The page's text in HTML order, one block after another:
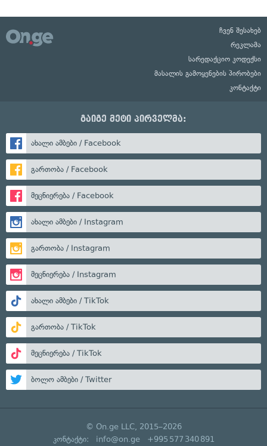
ჩვენ შესახებ
რეკლამა
სარედაქციო კოდექსი
მასალის გამოყენების პირობები
კონტაქტი
გაიგე მეტი პირველმა:
ახალი ამბები / Facebook
გართობა / Facebook
მეცნიერება / Facebook
ახალი ამბები / Instagram
გართობა / Instagram
მეცნიერება / Instagram
ახალი ამბები / TikTok
გართობა / TikTok
მეცნიერება / TikTok
ბოლო ამბები / Twitter
© On.ge LLC, 2015–2026
კონტაქტი: info@on.ge +995 577 340 891